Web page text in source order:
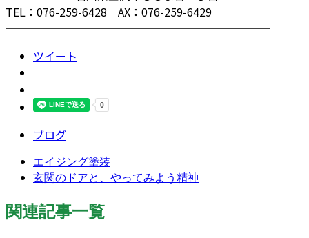
TEL：076-259-6428 AX：076-259-6429
────────────────────────
ツイート
ブログ
エイジング塗装
玄関のドアと、やってみよう精神
関連記事一覧